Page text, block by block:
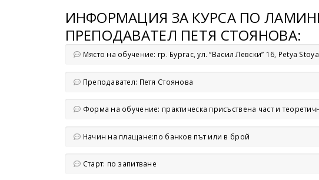
ИНФОРМАЦИЯ ЗА КУРСА ПО
ПРЕПОДАВАТЕЛ ПЕТЯ СТОЯНОВА:
Място на обучение: гр. Бургас, ул. “Васил Левски” 16, Petya
Преподавател: Петя Стоянова
Форма на обучение: практическа присъствена част и
Начин на плащане:по банков път или в брой
Старт: по запитване